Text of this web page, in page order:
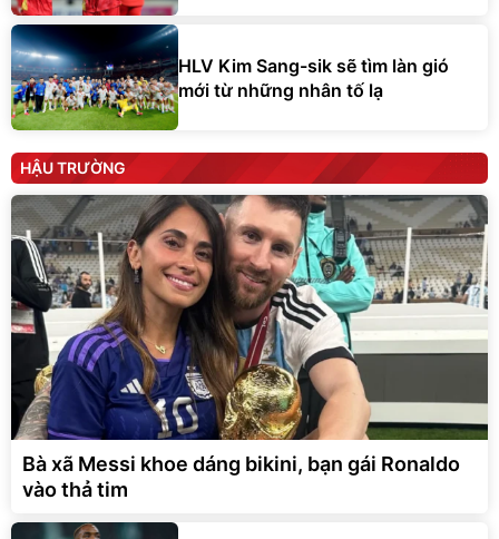
HLV Kim Sang-sik sẽ tìm làn gió
mới từ những nhân tố lạ
HẬU TRƯỜNG
Bà xã Messi khoe dáng bikini, bạn gái Ronaldo
vào thả tim